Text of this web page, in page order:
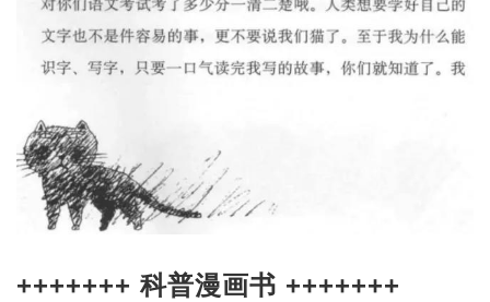
+++++++ 科普漫画书 +++++++